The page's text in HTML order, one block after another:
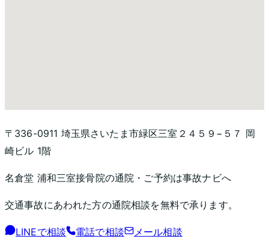
〒336-0911 埼玉県さいたま市緑区三室２４５９−５７ 岡
崎ビル 1階
名倉堂 浦和三室接骨院の通院・ご予約は事故ナビへ
交通事故にあわれた方の通院相談を無料で承ります。
LINEで相談 電話で相談 メール相談